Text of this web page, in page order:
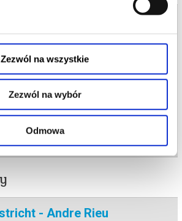
Zezwól na wszystkie
Zezwól na wybór
Odmowa
automatyczny zwrot środków
wysyłanym na adres e-mail, podany
(sobota)
kup bilet
- Andre Rieu